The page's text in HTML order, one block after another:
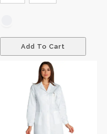
Add To Cart